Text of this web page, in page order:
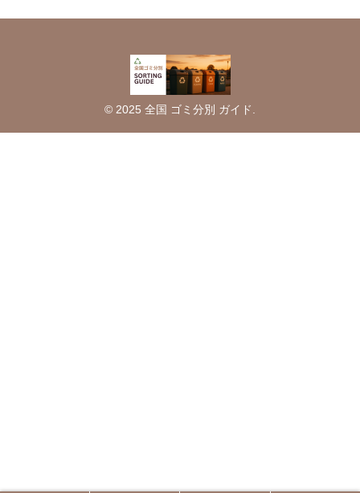
© 2025 全国 ゴミ分別 ガイド.